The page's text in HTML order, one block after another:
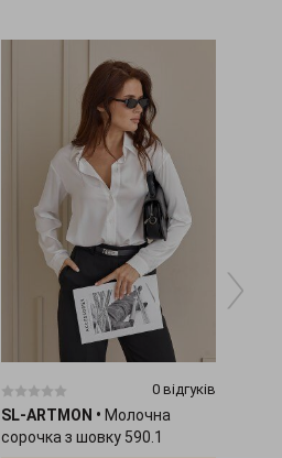
0 відгуків
SL-ARTMON • Молочна
сорочка з шовку 590.1